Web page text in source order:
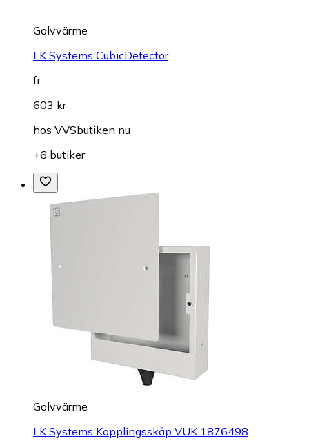
Golvvärme
LK Systems CubicDetector
fr.
603 kr
hos VVSbutiken nu
+6 butiker
Golvvärme
LK Systems Kopplingsskåp VUK 1876498